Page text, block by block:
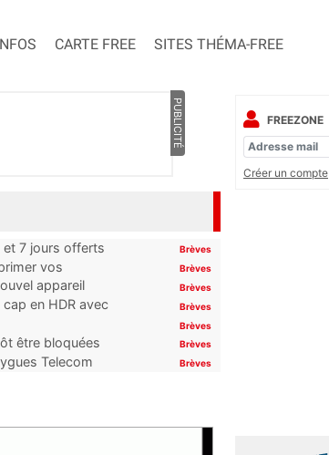
CARTE FREE SITES THÉMA-FREE
PUBLICITÉ
et 7 jours offerts Brèves
vos
Brèves
appareil
Brèves
en HDR avec
Brèves
Brèves
être bloquées
Brèves
Telecom
Brèves
FREEZONE
Créer un compte